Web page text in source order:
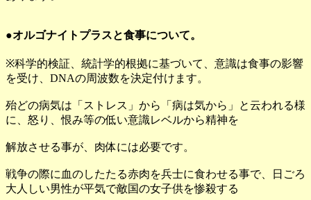
●オルゴナイトプラスと食事について。
※科学的検証、統計学的根拠に基づいて、意識は食事の影響
を受け、DNAの周波数を決定付けます。
殆どの病気は「ストレス」から「病は気から」と云われる様
に、怒り、恨み等の低い意識レベルから精神を
解放させる事が、肉体には必要です。
戦争の際に血のしたたる赤肉を兵士に食わせる事で、日ごろ
大人しい男性が平気で敵国の女子供を惨殺する